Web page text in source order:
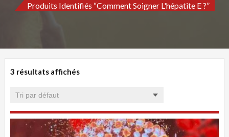
Produits Identifiés “Comment Soigner L'hépatite E ?”
3 résultats affichés